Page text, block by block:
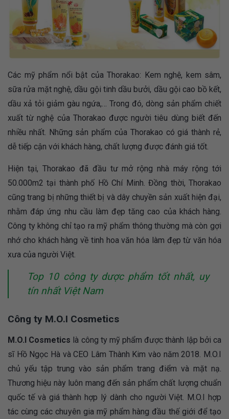
Các mỹ phẩm nổi bật của Thorakao: Kem nghệ, kem sâm,
sữa rửa mặt nghệ, dầu gội tinh dầu bưởi, dầu gội cao bồ kết,
dầu xả tỏi giảm gàu ngứa,… Trong đó, dòng sản phẩm chiết
xuất từ nghệ của Thorakao được người tiêu dùng biết đến
nhiều nhất. Những sản phẩm của Thorakao có giá thành rẻ,
dễ tiếp cận với khách hàng, chất lượng được đánh giá tốt.
Hiện tại, Thorakao đã đầu tư mở rộng nhà máy rộng tới
50.000m2 tại thành phố Hồ Chí Minh. Đồng thời, Thorakao
cũng trang bị những thiết bị và dây chuyền sản xuất hiện đại,
nhằm đáp ứng nhu cầu làm đẹp tăng cao của khách hàng.
Công ty không chỉ tạo ra mỹ phẩm thông thường mà còn gợi
nhớ cho khách hàng về tinh hoa văn hóa làm đẹp từ văn hóa
xưa của người Việt.
Top 10 công ty dược phẩm tốt nhất, uy
tín nhất Việt Nam
Công ty M.O.I Cosmetics
M.O.I Cosmetics là công ty mỹ phẩm được thành lập bởi ca
sĩ Hồ Ngọc Hà và CEO Lâm Thành Kim vào năm 2018. M.O.I
chủ yếu tập trung vào sản phẩm trang điểm và mặt nạ.
Thương hiệu này luôn mang đến sản phẩm chất lượng chuẩn
quốc tế và giá thành hợp lý dành cho người Việt. M.O.I hợp
tác cùng các chuyên gia mỹ phẩm hàng đầu thế giới để tạo